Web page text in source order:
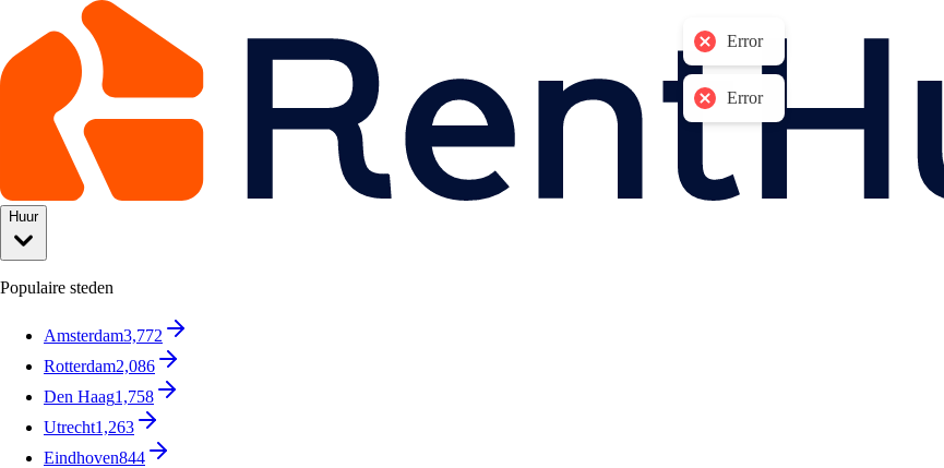
Huur
Populaire steden
Amsterdam3,772
Rotterdam2,086
Den Haag1,758
Utrecht1,263
Eindhoven844
Error
Error